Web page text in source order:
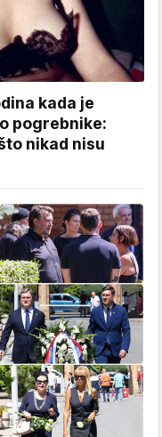
kada je
pogrebnike:
nikad nisu